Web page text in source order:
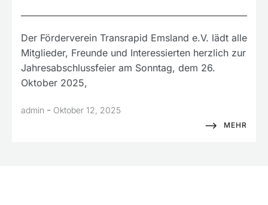
Der Förderverein Transrapid Emsland e.V. lädt alle
Mitglieder, Freunde und Interessierten herzlich zur
Jahresabschlussfeier am Sonntag, dem 26.
Oktober 2025,
admin - Oktober 12, 2025
MEHR